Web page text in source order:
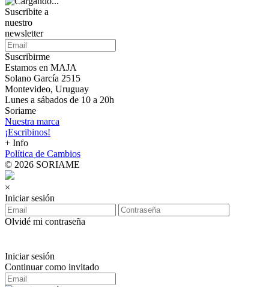
Suscribite a
nuestro
newsletter
Suscribirme
Estamos en MAJA
Solano García 2515
Montevideo, Uruguay
Lunes a sábados de 10 a 20h
Soriame
Nuestra marca
¡Escribinos!
+ Info
Política de Cambios
© 2026 SORIAME
×
Iniciar sesión
Olvidé mi contraseña
Iniciar sesión
Continuar como invitado